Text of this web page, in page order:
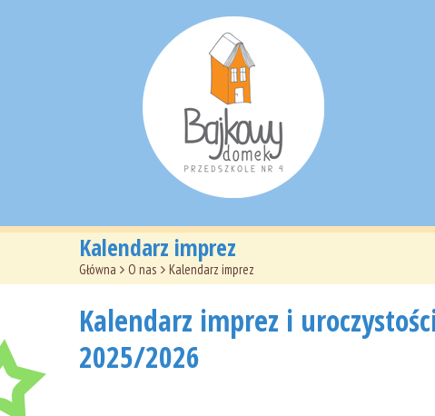
Kalendarz imprez
Główna > O nas > Kalendarz imprez
Kalendarz imprez i
2025/2026